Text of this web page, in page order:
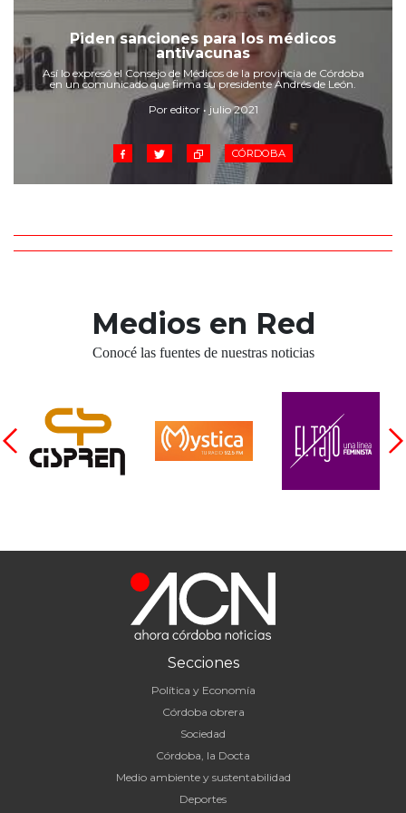
Cruz del Eje
Corredor de Ansenuza
La Carlota y zona
Laboulaye y sur
Bell Ville
Río Tercero
Despeñaderos
Piden sanciones para los médicos
antivacunas
Así lo expresó el Consejo de Médicos de la provincia de Córdoba
en un comunicado que firma su presidente Andrés de León.
Por editor • julio 2021
CÓRDOBA
Medios en Red
Conocé las fuentes de nuestras noticias
Secciones
Política y Economía
Córdoba obrera
Sociedad
Córdoba, la Docta
Medio ambiente y sustentabilidad
Deportes